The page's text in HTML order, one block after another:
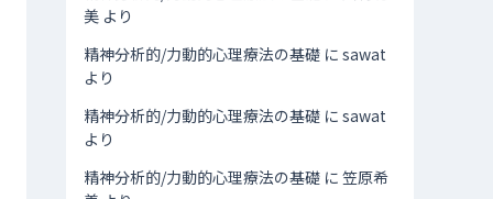
美 より
精神分析的/力動的心理療法の基礎 に sawat
より
精神分析的/力動的心理療法の基礎 に sawat
より
精神分析的/力動的心理療法の基礎 に 笠原希